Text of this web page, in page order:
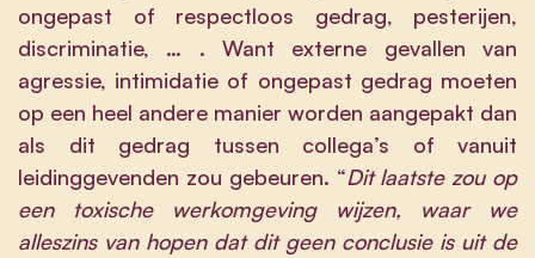
ongepast of respectloos gedrag, pesterijen,
discriminatie, … . Want externe gevallen van
agressie, intimidatie of ongepast gedrag moeten
op een heel andere manier worden aangepakt dan
als dit gedrag tussen collega’s of vanuit
leidinggevenden zou gebeuren. “Dit laatste zou op
een toxische werkomgeving wijzen, waar we
alleszins van hopen dat dit geen conclusie is uit de